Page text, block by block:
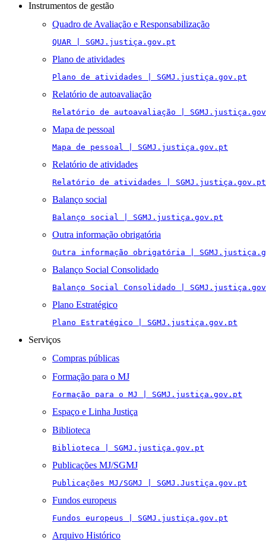
Instrumentos de gestão
Quadro de Avaliação e Responsabilização
QUAR | SGMJ.justiça.gov.pt
Plano de atividades
Plano de atividades | SGMJ.justiça.gov.pt
Relatório de autoavaliação
Relatório de autoavaliação |
Mapa de pessoal
Mapa de pessoal | SGMJ.justiça.gov.pt
Relatório de atividades
Relatório de atividades | SGMJ.justiça.gov.pt
Balanço social
Balanço social | SGMJ.justiça.gov.pt
Outra informação obrigatória
Outra informação obrigatória |
Balanço Social Consolidado
Balanço Social Consolidado |
Plano Estratégico
Plano Estratégico | SGMJ.justiça.gov.pt
Serviços
Compras públicas
Formação para o MJ
Formação para o MJ | SGMJ.justiça.gov.pt
Espaço e Linha Justiça
Biblioteca
Biblioteca | SGMJ.justiça.gov.pt
Publicações MJ/SGMJ
Publicações MJ/SGMJ | SGMJ.Justiça.gov.pt
Fundos europeus
Fundos europeus | SGMJ.justiça.gov.pt
Arquivo Histórico